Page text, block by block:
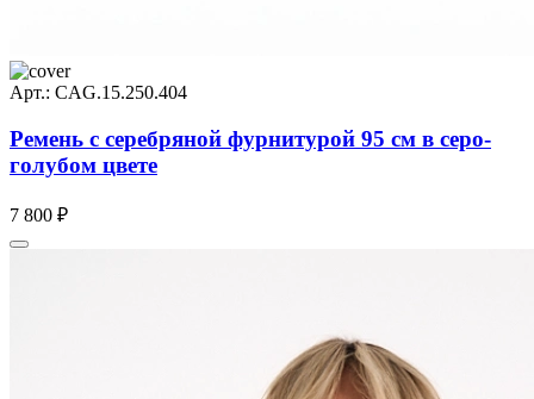
Арт.: CAG.15.250.404
Ремень с серебряной фурнитурой 95 см в серо-
голубом цвете
7 800 ₽